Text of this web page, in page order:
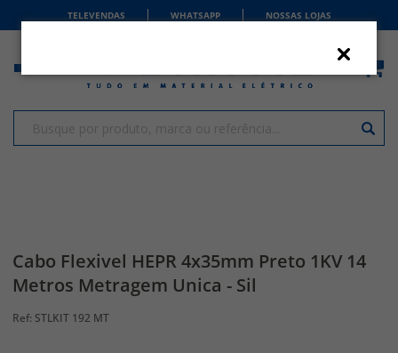
TELEVENDAS WHATSAPP NOSSAS LOJAS
Cabo Flexivel HEPR 4x35mm Preto 1KV 14
Metros Metragem Unica - Sil
STLKIT 192 MT